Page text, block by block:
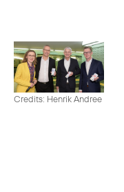
Credits: Henrik Andree